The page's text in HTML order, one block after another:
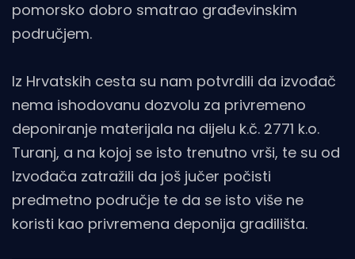
pomorsko dobro smatrao građevinskim
područjem.
Iz Hrvatskih cesta su nam potvrdili da izvođač
nema ishodovanu dozvolu za privremeno
deponiranje materijala na dijelu k.č. 2771 k.o.
Turanj, a na kojoj se isto trenutno vrši, te su od
Izvođača zatražili da još jučer počisti
predmetno područje te da se isto više ne
koristi kao privremena deponija gradilišta.